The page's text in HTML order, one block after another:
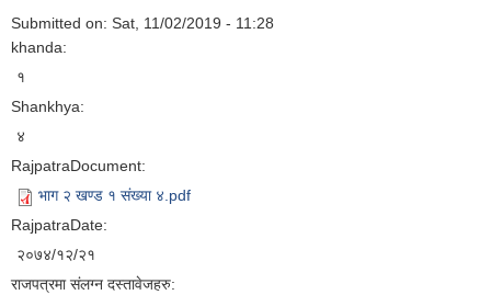
Submitted on: Sat, 11/02/2019 - 11:28
khanda:
१
Shankhya:
४
RajpatraDocument:
भाग २ खण्ड १ संख्या ४.pdf
RajpatraDate:
२०७४/१२/२१
राजपत्रमा संलग्न दस्तावेजहरु: